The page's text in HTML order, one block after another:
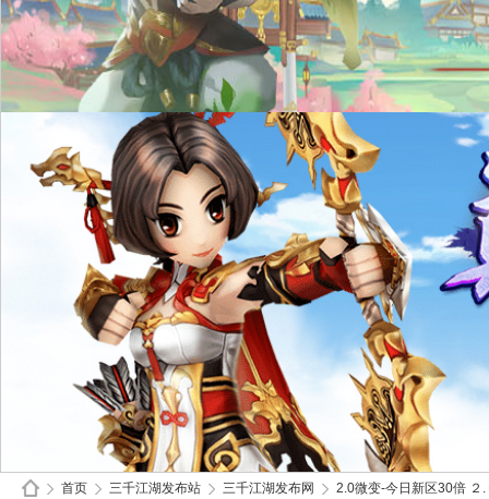
首页 三千江湖发布站 三千江湖发布网 2.0微变-今日新区30倍 ２